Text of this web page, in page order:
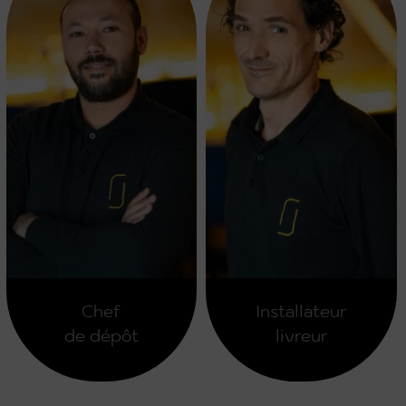
Chef
de dépôt
Installateur
livreur